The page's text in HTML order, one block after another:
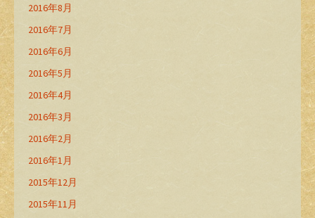
2016年8月
2016年7月
2016年6月
2016年5月
2016年4月
2016年3月
2016年2月
2016年1月
2015年12月
2015年11月